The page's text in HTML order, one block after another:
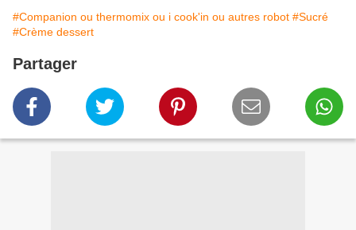
#Companion ou thermomix ou i cook'in ou autres robot #Sucré
#Crème dessert
Partager